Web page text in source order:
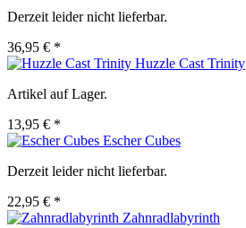
Derzeit leider nicht lieferbar.
36,95 € *
Huzzle Cast Trinity
Artikel auf Lager.
13,95 € *
Escher Cubes
Derzeit leider nicht lieferbar.
22,95 € *
Zahnradlabyrinth